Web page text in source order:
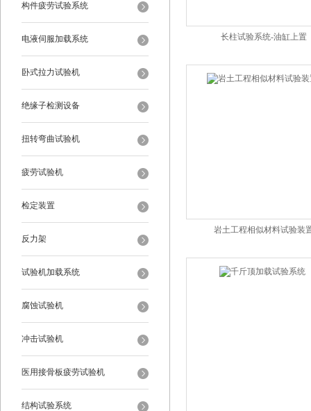
构件疲劳试验系统
电液伺服加载系统
卧式拉力试验机
绝缘子检测设备
扭转弯曲试验机
疲劳试验机
检定装置
反力架
试验机加载系统
腐蚀试验机
冲击试验机
医用接骨板疲劳试验机
结构试验系统
长柱试验系统-油缸上置
岩土工程相似材料试验装